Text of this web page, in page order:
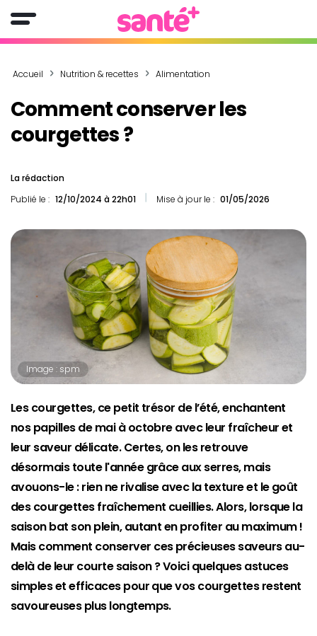
Accueil Nutrition & recettes Alimentation
Comment conserver les
courgettes ?
La rédaction
Publié le : 12/10/2024 à 22h01 Mise à jour le : 01/05/2026
Image : spm
Les courgettes, ce petit trésor de l’été, enchantent
nos papilles de mai à octobre avec leur fraîcheur et
leur saveur délicate. Certes, on les retrouve
désormais toute l'année grâce aux serres, mais
avouons-le : rien ne rivalise avec la texture et le goût
des courgettes fraîchement cueillies. Alors, lorsque la
saison bat son plein, autant en profiter au maximum !
Mais comment conserver ces précieuses saveurs au-
delà de leur courte saison ? Voici quelques astuces
simples et efficaces pour que vos courgettes restent
savoureuses plus longtemps.